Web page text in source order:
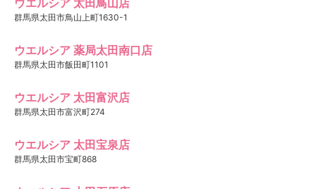
群馬県太田市鳥山上町1630-1
ウエルシア 薬局太田南口店
群馬県太田市飯田町1101
ウエルシア 太田富沢店
群馬県太田市富沢町274
ウエルシア 太田宝泉店
群馬県太田市宝町868